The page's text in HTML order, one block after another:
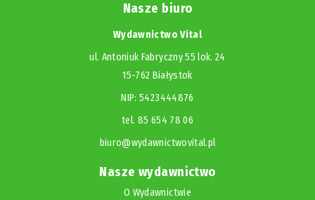
Nasze biuro
Wydawnictwo Vital
ul. Antoniuk Fabryczny 55 lok. 24
15-762 Białystok
NIP: 5423444876
tel. 85 654 78 06
biuro@wydawnictwovital.pl
Nasze wydawnictwo
O Wydawnictwie